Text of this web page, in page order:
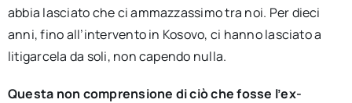
abbia lasciato che ci ammazzassimo tra noi. Per dieci
anni, fino all’intervento in Kosovo, ci hanno lasciato a
litigarcela da soli, non capendo nulla.
Questa non comprensione di ciò che fosse l’ex-